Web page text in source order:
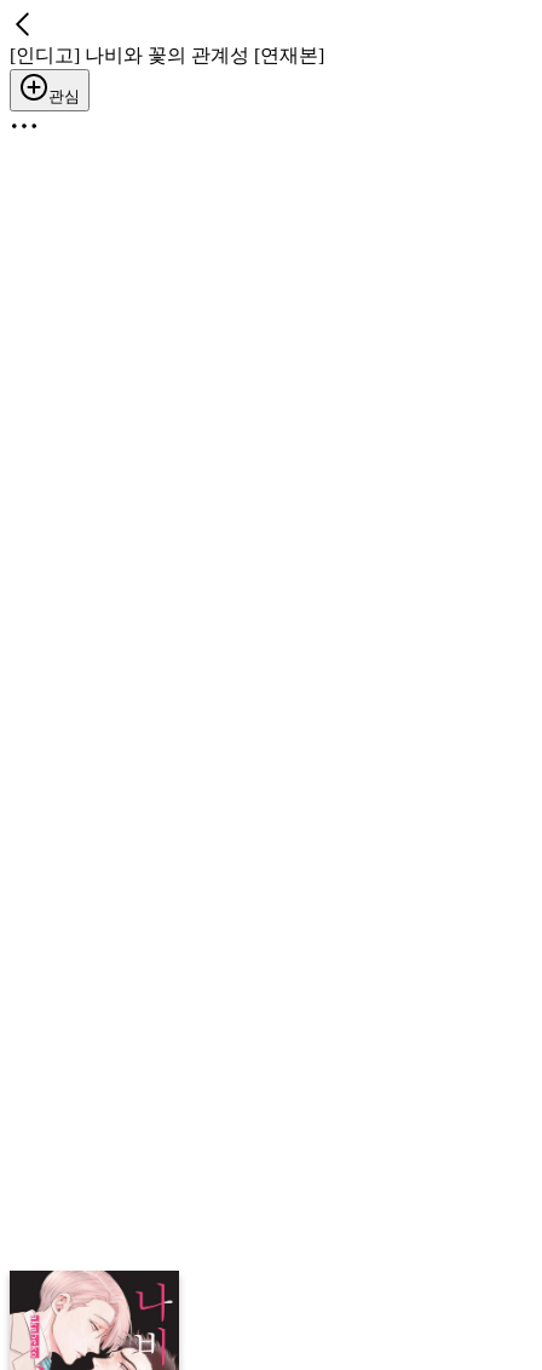
[인디고] 나비와 꽃의 관계성 [연재본]
관심